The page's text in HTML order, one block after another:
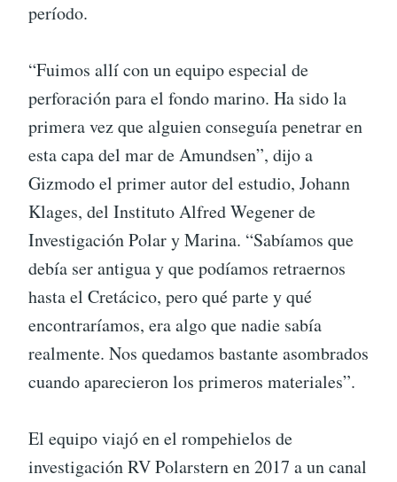
período.
“Fuimos allí con un equipo especial de
perforación para el fondo marino. Ha sido la
primera vez que alguien conseguía penetrar en
esta capa del mar de Amundsen”, dijo a
Gizmodo el primer autor del estudio, Johann
Klages, del Instituto Alfred Wegener de
Investigación Polar y Marina. “Sabíamos que
debía ser antigua y que podíamos retraernos
hasta el Cretácico, pero qué parte y qué
encontraríamos, era algo que nadie sabía
realmente. Nos quedamos bastante asombrados
cuando aparecieron los primeros materiales”.
El equipo viajó en el rompehielos de
investigación RV Polarstern en 2017 a un canal